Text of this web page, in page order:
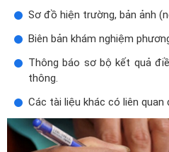
Sơ đồ hiện trường, bản ảnh
Biên bản khám nghiệm
Thông báo sơ bộ kết quả
thông.
Các tài liệu khác có liên quan